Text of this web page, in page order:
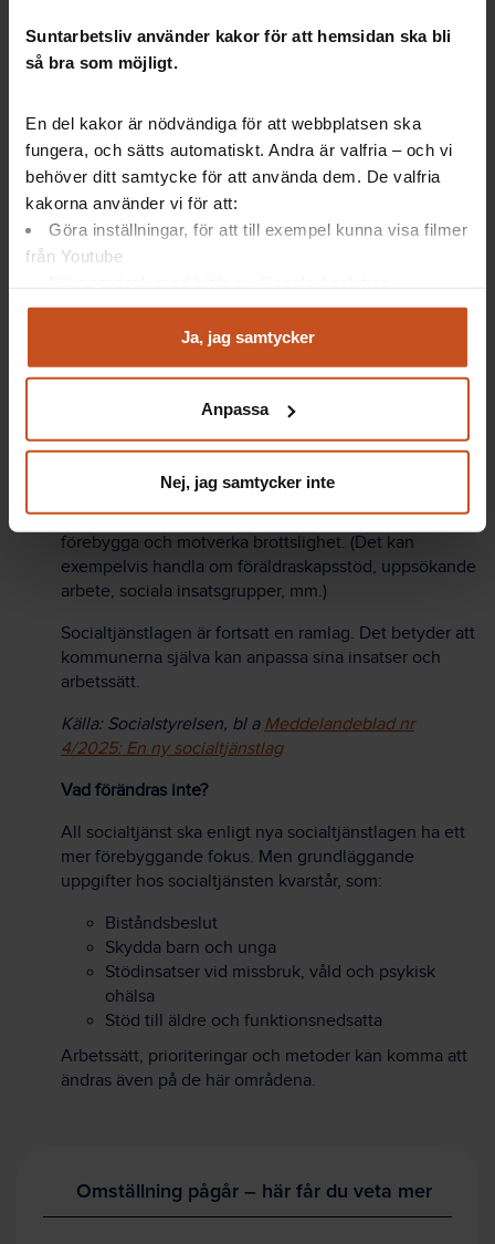
Suntarbetsliv använder kakor för att hemsidan ska bli
så bra som möjligt.
En del kakor är nödvändiga för att webbplatsen ska
fungera, och sätts automatiskt. Andra är valfria – och vi
behöver ditt samtycke för att använda dem. De valfria
kakorna använder vi för att:
Göra inställningar, för att till exempel kunna visa filmer
från Youtube
Analysera trafik för att kunna visa riktad information
Du kan när som helst återta ditt godkännande genom att
integritet@suntarbetsliv.se.
Ja, jag samtycker
Anpassa
Nej, jag samtycker inte
mer förebyggande
lätt tillgänglig
Samtidigt stärks barnets rättigheter, det förtydligas att
socialtjänsten ska främja jämlika och jämställda
levnadsvillkor och den brottsförebyggande aspekten
tydliggörs.
Tidig samverkan kommer att vara centralt, med
aktörer som förskola, skola, polis, civilsamhälle, med
En nyhet i lagen är att kommunen ska kunna
behovsprövning. Tanken är att nå invånare tidigt och
sänka trösklar för att söka hjälp och därmed motverka
brottsförebyggande ansvar, utöver ett generellt
förebyggande ansvar. Insatser ska sättas in för att
förebygga och motverka brottslighet. (Det kan
exempelvis handla om föräldraskapsstöd, uppsökande
arbete, sociala insatsgrupper, mm.)
Socialtjänstlagen är fortsatt en ramlag. Det betyder att
kommunerna själva kan anpassa sina insatser och
arbetssätt.
Källa: Socialstyrelsen, bl a Meddelandeblad nr
4/2025: En ny socialtjänstlag
Vad förändras inte?
All socialtjänst ska enligt nya socialtjänstlagen ha ett
mer förebyggande fokus. Men grundläggande
uppgifter hos socialtjänsten kvarstår, som:
Biståndsbeslut
Skydda barn och unga
Stödinsatser vid missbruk, våld och psykisk
ohälsa
Stöd till äldre och funktionsnedsatta
Arbetssätt, prioriteringar och metoder kan komma att
ändras även på de här områdena.
Omställning pågår – här får du veta mer